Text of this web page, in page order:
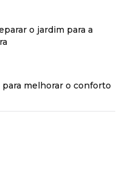
o jardim para a
melhorar o conforto